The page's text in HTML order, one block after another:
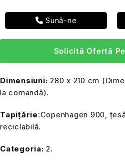
Sună-ne
Solicită Ofertă
Dimensiuni: 280 x 210 cm
la comandă).
Tapițărie:Copenhagen 900,
reciclabilă.
Categoria: 2.